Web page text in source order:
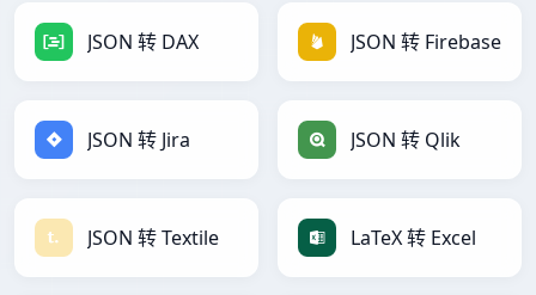
JSON 转 DAX JSON 转 Firebase
JSON 转 Jira JSON 转 Qlik
JSON 转 Textile LaTeX 转 Excel